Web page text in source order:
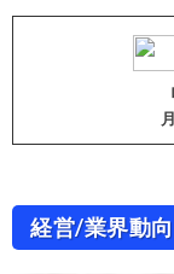
経営/業界動向